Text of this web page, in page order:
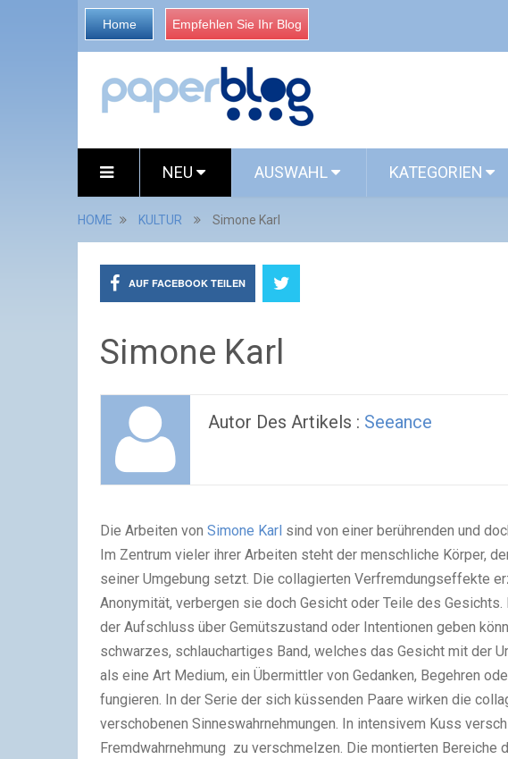
Home Empfehlen Sie Ihr Blog
NEU AUSWAHL KATEGORIEN
HOME KULTUR Simone Karl
AUF FACEBOOK TEILEN
Simone Karl
Autor Des Artikels : Seeance
Die Arbeiten von Simone Karl sind von einer berührenden und
Im Zentrum vieler ihrer Arbeiten steht der menschliche Körper,
seiner Umgebung setzt. Die collagierten Verfremdungseffekte
Anonymität, verbergen sie doch Gesicht oder Teile des
der Aufschluss über Gemütszustand oder Intentionen geben
schwarzes, schlauchartiges Band, welches das Gesicht mit der
als eine Art Medium, ein Übermittler von Gedanken, Begehren
fungieren. In der Serie der sich küssenden Paare wirken die
verschobenen Sinneswahrnehmungen. In intensivem Kuss
Fremdwahrnehmung zu verschmelzen. Die montierten Bereiche